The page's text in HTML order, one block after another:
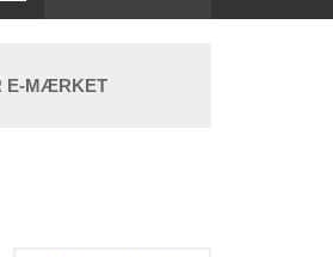
E-MÆRKET